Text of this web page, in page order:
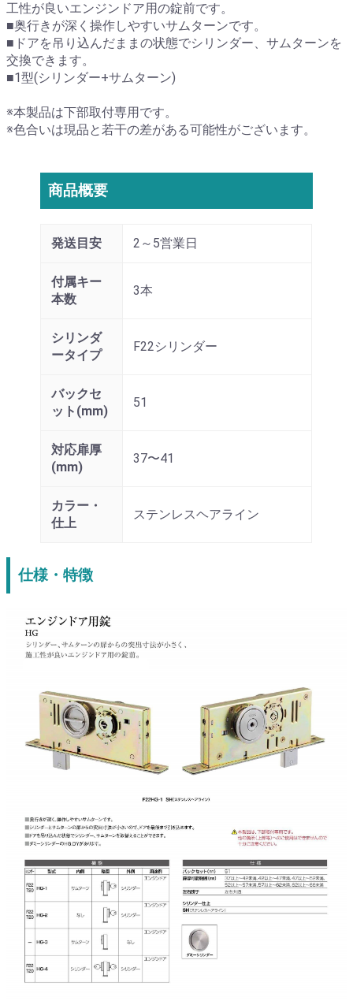
工性が良いエンジンドア用の錠前です。
■奥行きが深く操作しやすいサムターンです。
■ドアを吊り込んだままの状態でシリンダー、サムターンを
交換できます。
■1型(シリンダー+サムターン)
※本製品は下部取付専用です。
※色合いは現品と若干の差がある可能性がございます。
商品概要
発送目安 2～5営業日
付属キー
本数
3本
シリンダ
ータイプ
F22シリンダー
バックセ
ット(mm)
51
対応扉厚
(mm)
37〜41
カラー・
仕上
ステンレスヘアライン
仕様・特徴